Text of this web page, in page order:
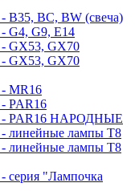
B35, BC, BW (свеча)
G4, G9, Е14
GX53, GX70
GX53, GX70
MR16
PAR16
- PAR16 НАРОДНЫЕ
линейные лампы T8
линейные лампы T8
серия "Лампочка